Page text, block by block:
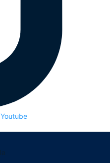
Youtube